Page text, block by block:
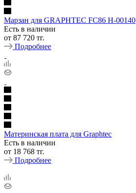
Марзан для GRAPHTEC FC86 H-00140
Есть в наличии
от 87 720 тг.
Подробнее
Материнская плата для Graphtec
Есть в наличии
от 18 768 тг.
Подробнее